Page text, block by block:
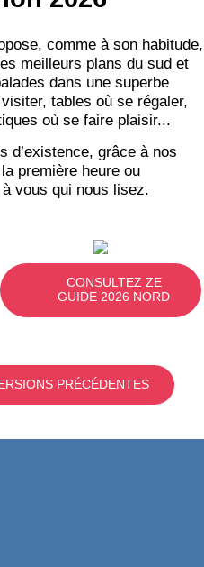
comme à son habitude,
meilleurs plans du sud et
dans une superbe
tables où se régaler,
où se faire plaisir...
d’existence, grâce à nos
première heure ou
à vous qui nous lisez.
CONSULTEZ ZE
GUIDE 2026 NORD
PRÉCÉDENTES